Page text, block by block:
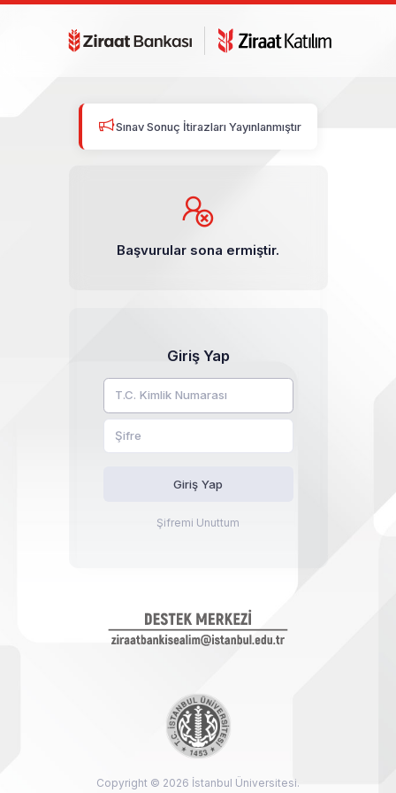
Sınav Sonuç İtirazları Yayınlanmıştır
Giriş Yap
Giriş Yap
Şifremi Unuttum
Başvurular sona ermiştir.
Copyright © 2026 İstanbul Üniversitesi.